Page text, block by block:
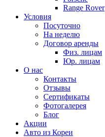
Range Rover
Условия
Посуточно
На неделю
Договор аренды
Физ. лицам
Юр. лицам
О нас
Контакты
Отзывы
Сертификаты
Фотогалерея
Блог
Акции
Авто из Кореи